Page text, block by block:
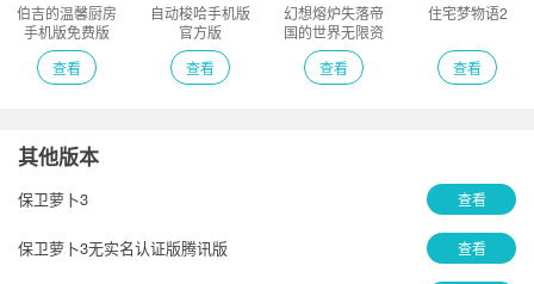
伯吉的温馨厨房
手机版免费版
查看
自动梭哈手机版
官方版
查看
幻想熔炉失落帝
国的世界无限资
源版
查看
住宅梦物语2
查看
其他版本
保卫萝卜3 查看
保卫萝卜3无实名认证版腾讯版 查看